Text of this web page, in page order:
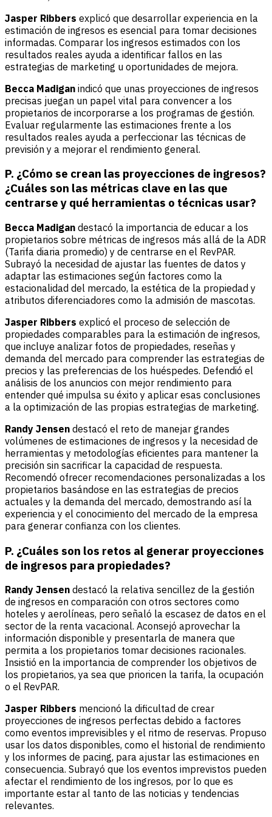
Jasper Ribbers explicó que desarrollar experiencia en la
estimación de ingresos es esencial para tomar decisiones
informadas. Comparar los ingresos estimados con los
resultados reales ayuda a identificar fallos en las
estrategias de marketing u oportunidades de mejora.
Becca Madigan indicó que unas proyecciones de ingresos
precisas juegan un papel vital para convencer a los
propietarios de incorporarse a los programas de gestión.
Evaluar regularmente las estimaciones frente a los
resultados reales ayuda a perfeccionar las técnicas de
previsión y a mejorar el rendimiento general.
P. ¿Cómo se crean las proyecciones de ingresos?
¿Cuáles son las métricas clave en las que
centrarse y qué herramientas o técnicas usar?
Becca Madigan destacó la importancia de educar a los
propietarios sobre métricas de ingresos más allá de la ADR
(Tarifa diaria promedio) y de centrarse en el RevPAR.
Subrayó la necesidad de ajustar las fuentes de datos y
adaptar las estimaciones según factores como la
estacionalidad del mercado, la estética de la propiedad y
atributos diferenciadores como la admisión de mascotas.
Jasper Ribbers explicó el proceso de selección de
propiedades comparables para la estimación de ingresos,
que incluye analizar fotos de propiedades, reseñas y
demanda del mercado para comprender las estrategias de
precios y las preferencias de los huéspedes. Defendió el
análisis de los anuncios con mejor rendimiento para
entender qué impulsa su éxito y aplicar esas conclusiones
a la optimización de las propias estrategias de marketing.
Randy Jensen destacó el reto de manejar grandes
volúmenes de estimaciones de ingresos y la necesidad de
herramientas y metodologías eficientes para mantener la
precisión sin sacrificar la capacidad de respuesta.
Recomendó ofrecer recomendaciones personalizadas a los
propietarios basándose en las estrategias de precios
actuales y la demanda del mercado, demostrando así la
experiencia y el conocimiento del mercado de la empresa
para generar confianza con los clientes.
P. ¿Cuáles son los retos al generar proyecciones
de ingresos para propiedades?
Randy Jensen destacó la relativa sencillez de la gestión
de ingresos en comparación con otros sectores como
hoteles y aerolíneas, pero señaló la escasez de datos en el
sector de la renta vacacional. Aconsejó aprovechar la
información disponible y presentarla de manera que
permita a los propietarios tomar decisiones racionales.
Insistió en la importancia de comprender los objetivos de
los propietarios, ya sea que prioricen la tarifa, la ocupación
o el RevPAR.
Jasper Ribbers mencionó la dificultad de crear
proyecciones de ingresos perfectas debido a factores
como eventos imprevisibles y el ritmo de reservas. Propuso
usar los datos disponibles, como el historial de rendimiento
y los informes de pacing, para ajustar las estimaciones en
consecuencia. Subrayó que los eventos imprevistos pueden
afectar el rendimiento de los ingresos, por lo que es
importante estar al tanto de las noticias y tendencias
relevantes.